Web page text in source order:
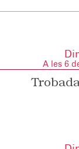
A les 6